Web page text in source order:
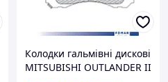
Колодки гальмівні дискові
MITSUBISHI OUTLANDER II